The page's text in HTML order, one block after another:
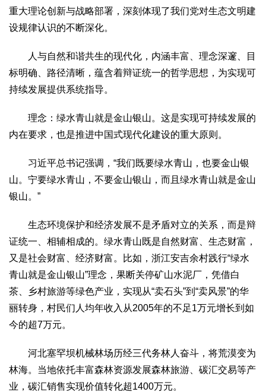
重大理论创新与战略部署，深刻体现了我们党对生态文明建
设规律认识的不断深化。
人与自然和谐共生的现代化，内涵丰富、理念深邃、目
标明确、路径清晰，蕴含着辩证统一的哲学思想，为实现可
持续发展提供系统指导。
理念：绿水青山就是金山银山。这是实现可持续发展的
内在要求，也是推进中国式现代化建设的重大原则。
习近平总书记强调，“我们既要绿水青山，也要金山银
山。宁要绿水青山，不要金山银山，而且绿水青山就是金山
银山。”
生态环境保护和经济发展不是矛盾对立的关系，而是辩
证统一、相辅相成的。绿水青山既是自然财富、生态财富，
又是社会财富、经济财富。比如，浙江安吉余村践行“绿水
青山就是金山银山”理念，果断关停矿山水泥厂，凭借白
茶、乡村旅游等绿色产业，实现从“卖石头”到“卖风景”的华
丽转身，村民们人均年收入从2005年的不足1万元增长到如
今的超7万元。
河北塞罕坝机械林场历经三代务林人奋斗，将荒漠变为
林海。当地依托丰富森林资源发展森林旅游、碳汇交易等产
业，碳汇销售实现价值转化超1400万元。